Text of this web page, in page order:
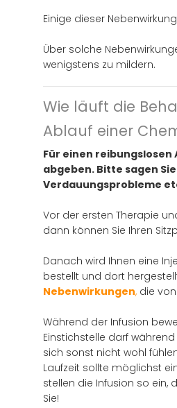
Einige dieser
Über solche
wenigstens zu mildern.
Wie läuft die
Ablauf einer
Für einen
abgeben. Bitte sagen
Verdauungsprobleme
Vor der ersten Therapie
dann können Sie Ihren
Danach wird Ihnen eine
bestellt und dort
Nebenwirkungen, die
Während der Infusion
Einstichstelle darf
sich sonst nicht wohl
Laufzeit sollte möglichst
stellen die Infusion so ein,
Sie!